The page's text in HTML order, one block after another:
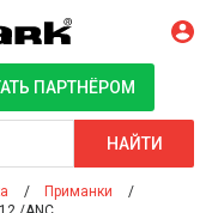
ПАРТНЁРОМ
НАЙТИ
Приманки